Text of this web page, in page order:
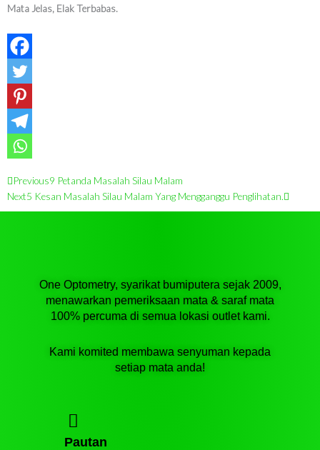
Mata Jelas, Elak Terbabas.
Prev
Previous9 Petanda Masalah Silau Malam
Next5 Kesan Masalah Silau Malam Yang Mengganggu Penglihatan.
One Optometry, syarikat bumiputera sejak 2009,
menawarkan pemeriksaan mata & saraf mata
100% percuma di semua lokasi outlet kami.
Kami komited membawa senyuman kepada
setiap mata anda!
Pautan